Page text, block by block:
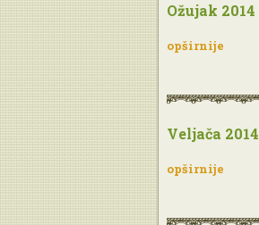
Ožujak 2014
opširnije
Veljača 2014
opširnije